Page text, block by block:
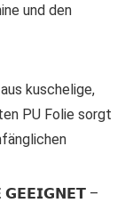
und den
kuschelige,
PU Folie sorgt
–